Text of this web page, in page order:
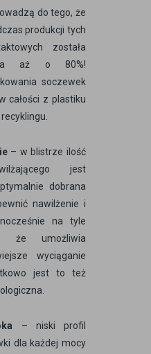
do tego, że
produkcji tych
została
aż o 80%!
soczewek
całości z plastiku
– w blistrze ilość
jest
dobrana
nawilżenie i
na tyle
że umożliwia
wyciąganie
jest to też
– niski profil
dla każdej mocy